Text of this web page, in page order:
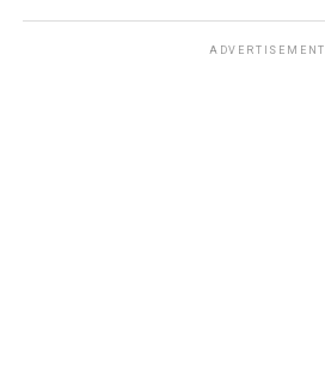
ADVERTISEMENT